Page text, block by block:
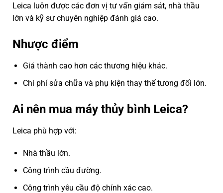
Leica luôn được các đơn vị tư vấn giám sát, nhà thầu
lớn và kỹ sư chuyên nghiệp đánh giá cao.
Nhược điểm
Giá thành cao hơn các thương hiệu khác.
Chi phí sửa chữa và phụ kiện thay thế tương đối lớn.
Ai nên mua máy thủy bình Leica?
Leica phù hợp với:
Nhà thầu lớn.
Công trình cầu đường.
Công trình yêu cầu độ chính xác cao.